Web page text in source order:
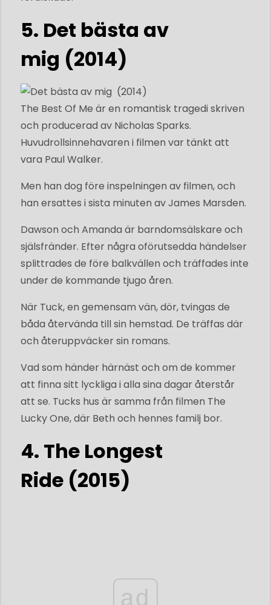
5. Det bästa av
mig (2014)
The Best Of Me är en romantisk tragedi skriven
och producerad av Nicholas Sparks.
Huvudrollsinnehavaren i filmen var tänkt att
vara Paul Walker.
Men han dog före inspelningen av filmen, och
han ersattes i sista minuten av James Marsden.
Dawson och Amanda är barndomsälskare och
själsfränder. Efter några oförutsedda händelser
splittrades de före balkvällen och träffades inte
under de kommande tjugo åren.
När Tuck, en gemensam vän, dör, tvingas de
båda återvända till sin hemstad. De träffas där
och återuppväcker sin romans.
Vad som händer härnäst och om de kommer
att finna sitt lyckliga i alla sina dagar återstår
att se. Tucks hus är samma från filmen The
Lucky One, där Beth och hennes familj bor.
4. The Longest
Ride (2015)
ad